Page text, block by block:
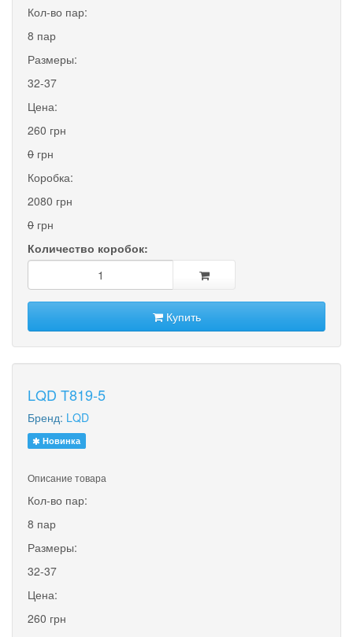
Кол-во пар:
8 пар
Размеры:
32-37
Цена:
260 грн
0 грн
Коробка:
2080 грн
0 грн
Количество коробок:
Купить
LQD T819-5
Бренд: LQD
Новинка
Описание товара
Кол-во пар:
8 пар
Размеры:
32-37
Цена:
260 грн